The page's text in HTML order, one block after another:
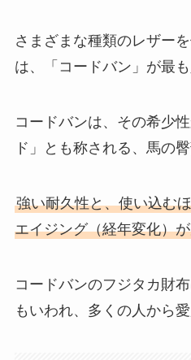
さまざまな種類のレザーを
は、「コードバン」が最も
コードバンは、その希少
ド」とも称される、馬の
強い耐久性と、使い込む
エイジング（経年変化）
コードバンのフジタカ財
もいわれ、多くの人から